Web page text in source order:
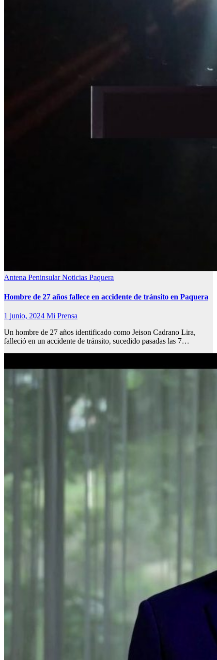
Antena PeninsularNoticias Paquera
Hombre de 27 años fallece en accidente de tránsito en Paquera
1 junio, 2024 Mi Prensa
Un hombre de 27 años identificado como Jeison Cadrano Lira,
falleció en un accidente de tránsito, sucedido pasadas las 7…